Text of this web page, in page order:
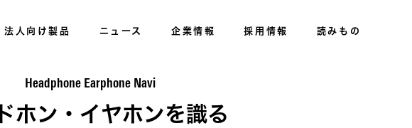
法人向け製品 ニュース 企業情報 採用情報 読みもの
Headphone Earphone Navi
ホン・イヤホンを識る